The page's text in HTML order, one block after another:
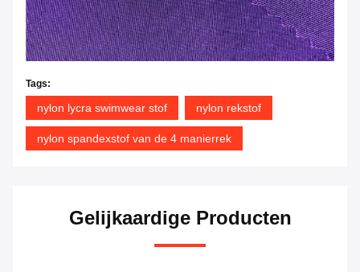
Tags:
nylon lycra swimwear stof nylon rekstof
nylon spandexstof van de 4 manierrek
Gelijkaardige Producten